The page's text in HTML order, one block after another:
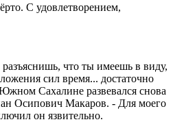
С удовлетворением,
что ты имеешь в виду,
сил время... достаточно
Сахалине развевался снова
Осипович Макаров. - Для моего
он язвительно.